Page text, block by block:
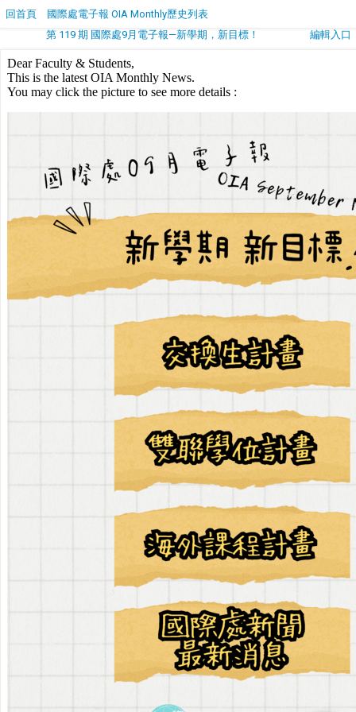
回首頁
國際處電子報 OIA Monthly歷史列表
第 119 期 國際處9月電子報—新學期，新目標！
編輯入口